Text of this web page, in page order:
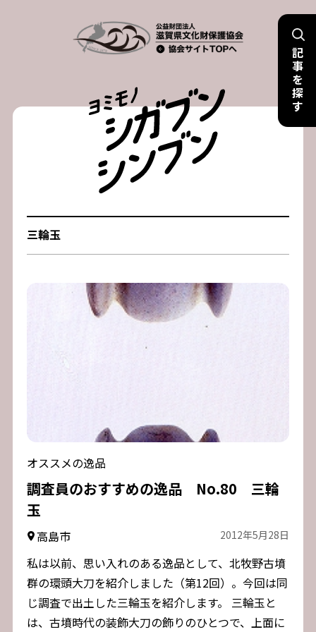
記
事
を
探
す
三輪玉
オススメの逸品
調査員のおすすめの逸品 No.80 三輪
玉
高島市 2012年5月28日
私は以前、思い入れのある逸品として、北牧野古墳
群の環頭大刀を紹介しました（第12回）。今回は同
じ調査で出土した三輪玉を紹介します。 三輪玉と
は、古墳時代の装飾大刀の飾りのひとつで、上面に